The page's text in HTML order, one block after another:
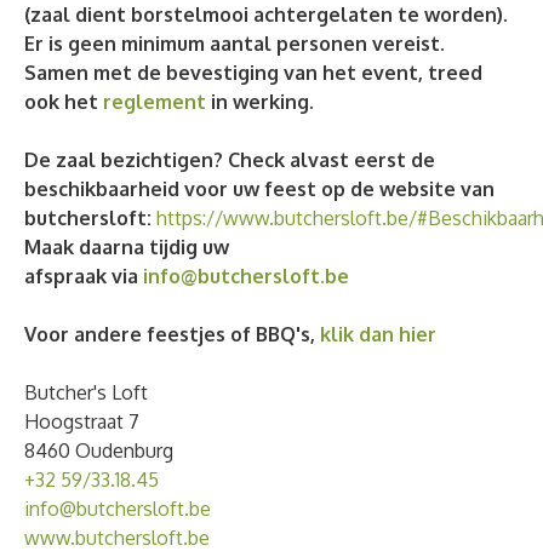
(zaal dient borstelmooi achtergelaten te worden).
Er is geen minimum aantal personen vereist.
Samen met de bevestiging van het event, treed
ook het reglement in werking.
De zaal bezichtigen? Check alvast eerst de
beschikbaarheid voor uw feest op de website van
butchersloft: https://www.butchersloft.be/
Maak daarna tijdig uw
afspraak via info@butchersloft.be
Voor andere feestjes of BBQ's, klik dan hier
Butcher's Loft
Hoogstraat 7
8460 Oudenburg
+32 59/33.18.45
info@butchersloft.be
www.butchersloft.be